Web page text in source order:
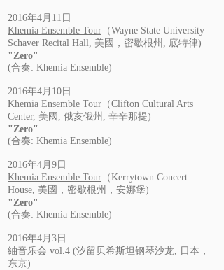
2016年4月11日
Khemia Ensemble Tour （Wayne State University
Schaver Recital Hall, 美國，密歇根州, 底特律)
"Zero"
(合奏: Khemia Ensemble)
2016年4月10日
Khemia Ensemble Tour （Clifton Cultural Arts
Center, 美國, 俄亥俄州, 辛辛那提)
"Zero"
(合奏: Khemia Ensemble)
2016年4月9日
Khemia Ensemble Tour （Kerrytown Concert
House, 美國，密歇根州，安娜堡)
"Zero"
(合奏: Khemia Ensemble)
2016年4月3日
紬音乐会 vol.4 (汐留贝希斯坦钢琴沙龙, 日本，
东京)